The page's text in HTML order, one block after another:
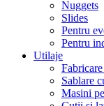
Nuggets
Slides
Pentru
Pentru
Utilaje
Sablare
Masini